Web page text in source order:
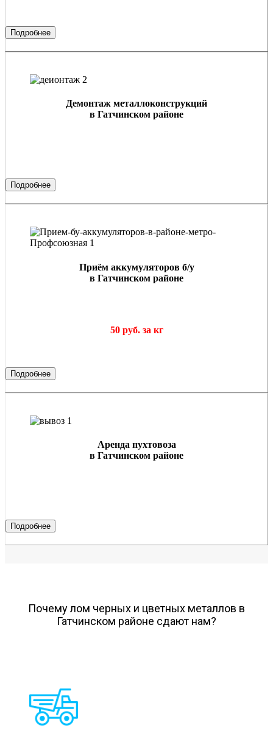
Подробнее
Демонтаж металлоконструкций
в Гатчинском районе
Подробнее
Приём аккумуляторов б/у
в Гатчинском районе
50 руб. за кг
Подробнее
Аренда пухтовоза
в Гатчинском районе
Подробнее
Почему лом черных и цветных металлов в
Гатчинском районе сдают нам?